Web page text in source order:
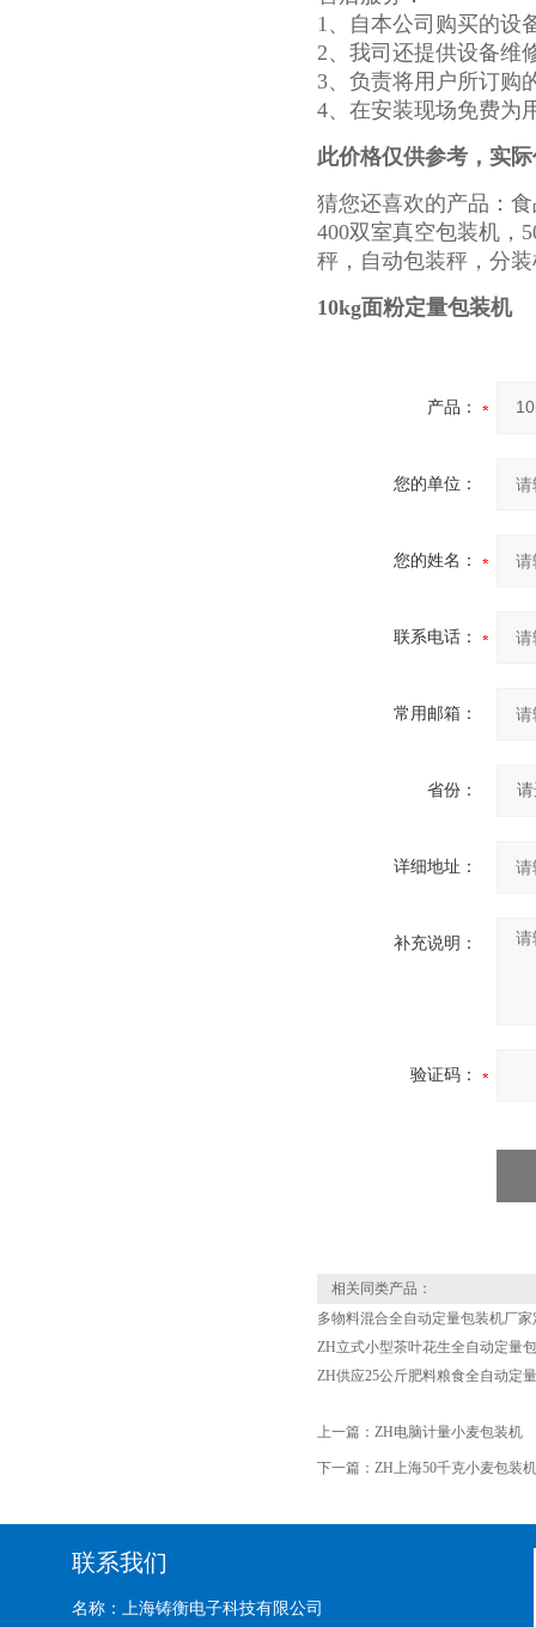
1、自本公司购买的设
2、我司还提供设备维
3、负责将用户所订购
4、在安装现场免费为
此价格仅供参考，实
猜您还喜欢的产品：
400双室真空包装机，
秤，自动包装秤，分
10kg面粉定量包装机
产品：
您的单位：
您的姓名：
联系电话：
常用邮箱：
省份：
详细地址：
补充说明：
验证码：
相关同类产品：
多物料混合全自动定量包装机厂家
ZH立式小型茶叶花生全自动定量
ZH供应25公斤肥料粮食全自动定
上一篇： ZH电脑计量小麦包装机
下一篇： ZH上海50千克小麦包装机
联系我们
名称：上海铸衡电子科技有限公司